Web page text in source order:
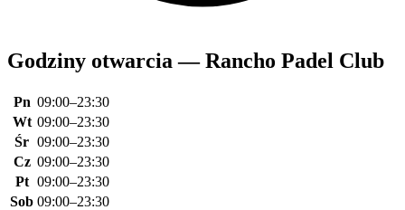
Godziny otwarcia — Rancho Padel Club
Pn 09:00–23:30
Wt 09:00–23:30
Śr 09:00–23:30
Cz 09:00–23:30
Pt 09:00–23:30
Sob 09:00–23:30